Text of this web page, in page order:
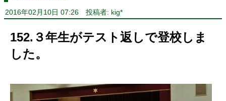
2016年02月10日 07:26 投稿者: kig*
152.３年生がテスト返しで登校しま
した。